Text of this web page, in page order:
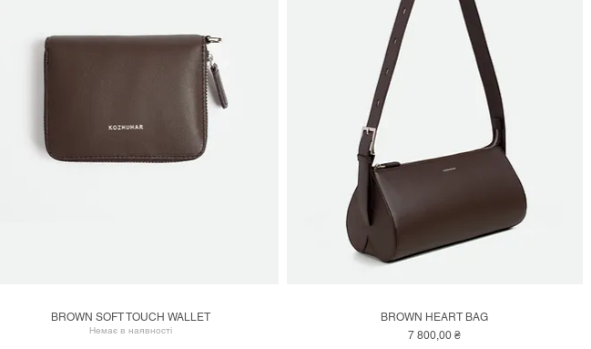
Швидкий перегляд
BROWN SOFT TOUCH WALLET
Немає в наявності
Швидкий перегляд
BROWN HEART BAG
Ціна
7 800,00 ₴